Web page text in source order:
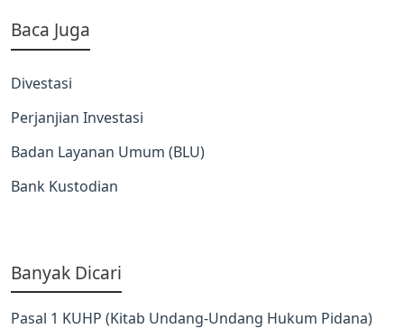
Baca Juga
Divestasi
Perjanjian Investasi
Badan Layanan Umum (BLU)
Bank Kustodian
Banyak Dicari
Pasal 1 KUHP (Kitab Undang-Undang Hukum Pidana)